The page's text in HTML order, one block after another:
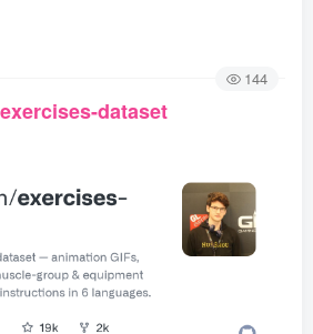
144
dataset